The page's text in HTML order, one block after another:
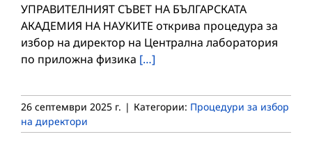
УПРАВИТЕЛНИЯТ СЪВЕТ НА БЪЛГАРСКАТА
АКАДЕМИЯ НА НАУКИТЕ открива процедура за
избор на директор на Централна лаборатория
по приложна физика […]
26 септември 2025 г. | Категории: Процедури за избор
на директори